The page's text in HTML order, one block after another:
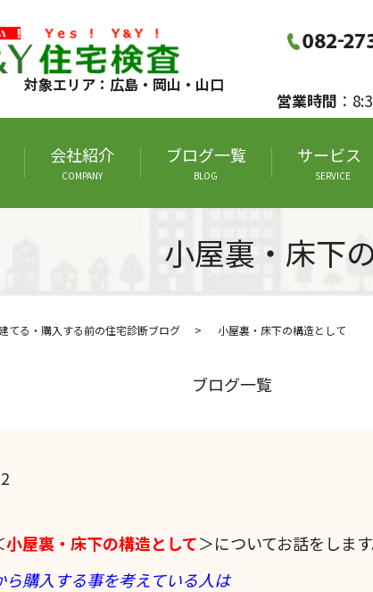
対象エリア：広島・岡山・山口
営業時間 ：
会社紹介
COMPANY
ブログ一覧
BLOG
サービス
SERVICE
小屋裏・床下
てる・購入する前の住宅診断ブログ 小屋裏・床下の構造として
ブログ一覧
小屋裏・床下の構造として＞についてお話をします
ら購入する事を考えている人は